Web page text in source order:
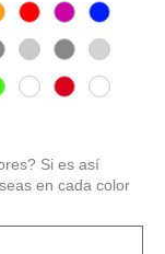
Si es así
en cada color